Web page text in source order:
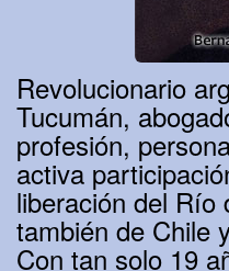
Revolucionario
Tucumán,
profesión,
activa
liberación del
también de Chile
Con tan solo 19